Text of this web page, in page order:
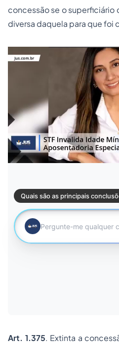
concessão se o superficiário
diversa daquela para que foi
Art. 1.375. Extinta a